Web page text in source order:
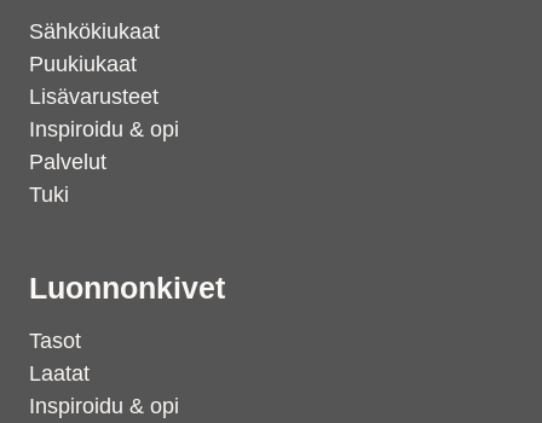
Sähkökiukaat
Puukiukaat
Lisävarusteet
Inspiroidu & opi
Palvelut
Tuki
Luonnonkivet
Tasot
Laatat
Inspiroidu & opi